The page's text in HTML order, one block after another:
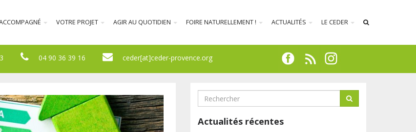
VOTRE PROJET AGIR AU QUOTIDIEN FOIRE NATURELLEMENT ! ACTUALITÉS LE CEDER
04 90 36 39 16 ceder[at]ceder-provence.org
Actualités récentes